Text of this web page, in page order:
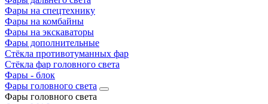
Фары на спецтехнику
Фары на комбайны
Фары на экскаваторы
Фары дополнительные
Стёкла противотуманных фар
Стёкла фар головного света
Фары - блок
Фары головного света
Фары головного света